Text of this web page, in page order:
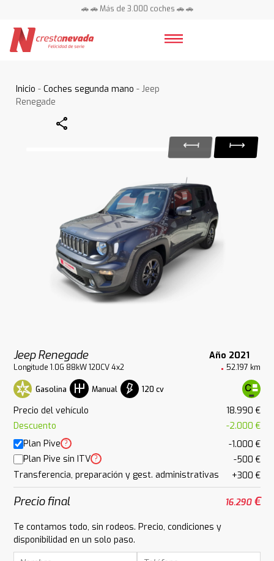
🚗 🚗 Más de 3.000 coches 🚗 🚗
Inicio -Coches segunda mano - Jeep
Renegade
Share
Jeep Renegade Año 2021
Longitude 1.0G 88kW 120CV 4x2 52.197 km
Gasolina Manual 120 cv
Precio del vehículo
18.990 €
Descuento
-2.000 €
Plan Pive ?
-1.000 €
Plan Pive sin ITV ?
-500 €
Transferencia, preparación y gest. administrativas
+300 €
Precio final 16.290€
Te contamos todo, sin rodeos. Precio, condiciones y
disponibilidad en un solo paso.